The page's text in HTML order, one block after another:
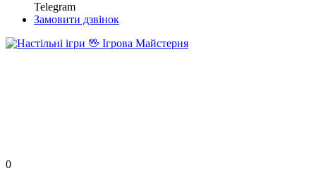
Telegram
Замовити дзвінок
0